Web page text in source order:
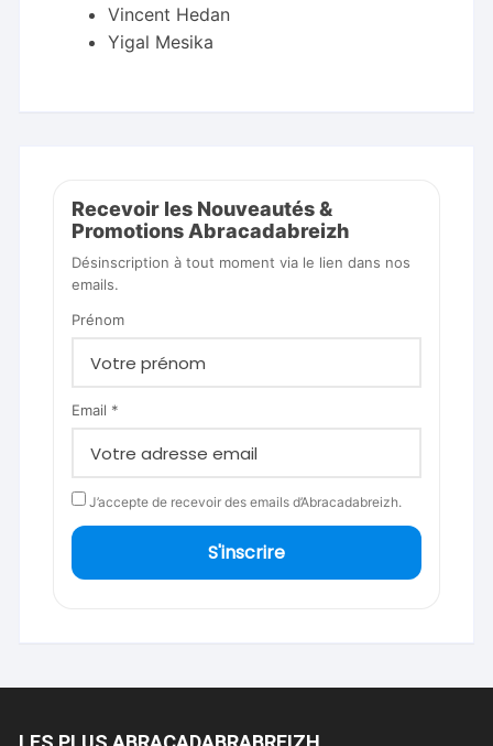
Vincent Hedan
Yigal Mesika
Recevoir les Nouveautés &
Promotions Abracadabreizh
Désinscription à tout moment via le lien dans nos
emails.
Prénom
Email *
J’accepte de recevoir des emails d’Abracadabreizh.
S'inscrire